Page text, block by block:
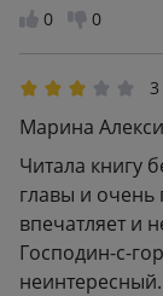
0 0
3
Марина
Читала книгу
главы и очень
впечатляет и
Господин-с-